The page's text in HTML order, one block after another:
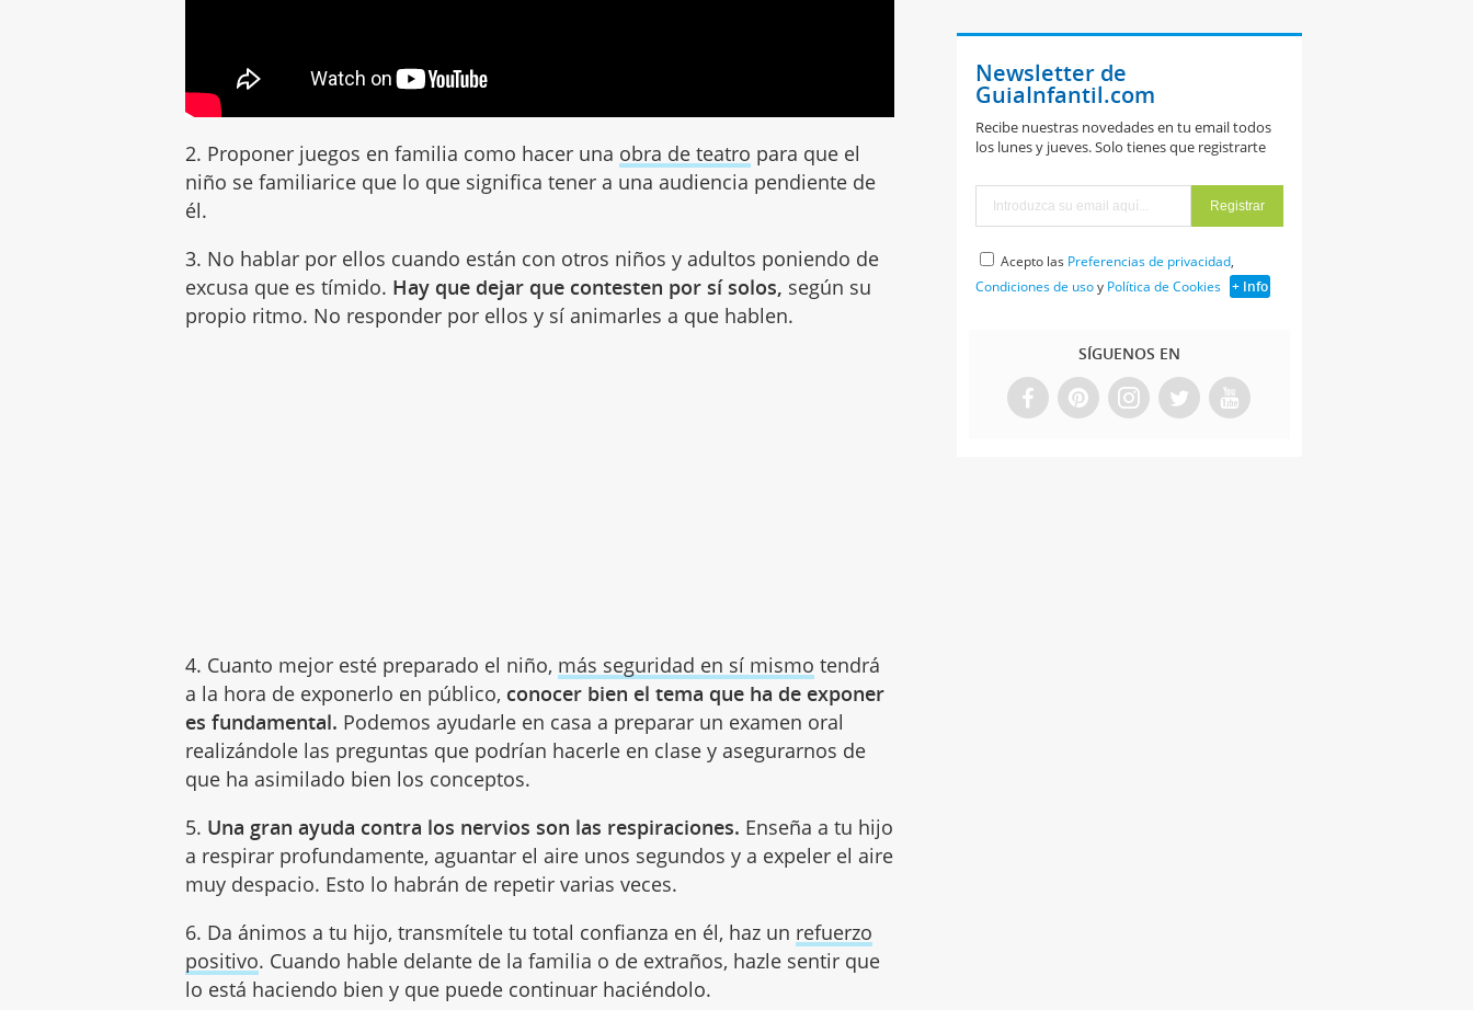
2. Proponer juegos en familia como hacer una obra de teatro para que el
niño se familiarice que lo que significa tener a una audiencia pendiente de
él.
3. No hablar por ellos cuando están con otros niños y adultos poniendo de
excusa que es tímido. Hay que dejar que contesten por sí solos, según su
propio ritmo. No responder por ellos y sí animarles a que hablen.
4. Cuanto mejor esté preparado el niño, más seguridad en sí mismo tendrá
a la hora de exponerlo en público, conocer bien el tema que ha de exponer
es fundamental. Podemos ayudarle en casa a preparar un examen oral
realizándole las preguntas que podrían hacerle en clase y asegurarnos de
que ha asimilado bien los conceptos.
5. Una gran ayuda contra los nervios son las respiraciones. Enseña a tu hijo
a respirar profundamente, aguantar el aire unos segundos y a expeler el aire
muy despacio. Esto lo habrán de repetir varias veces.
6. Da ánimos a tu hijo, transmítele tu total confianza en él, haz un refuerzo
positivo. Cuando hable delante de la familia o de extraños, hazle sentir que
lo está haciendo bien y que puede continuar haciéndolo.
Newsletter de
GuiaInfantil.com
Recibe nuestras novedades en tu email todos
los lunes y jueves. Solo tienes que registrarte
Acepto las Preferencias de privacidad,
Condiciones de usoy Política de Cookies + Info
SÍGUENOS EN